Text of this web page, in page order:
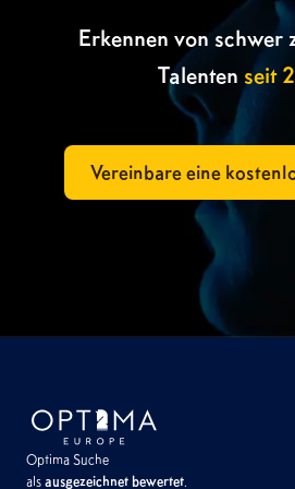
Erkennen von schwer
Talenten seit
Vereinbare eine
Optima Suche
als ausgezeichnet bewertet.